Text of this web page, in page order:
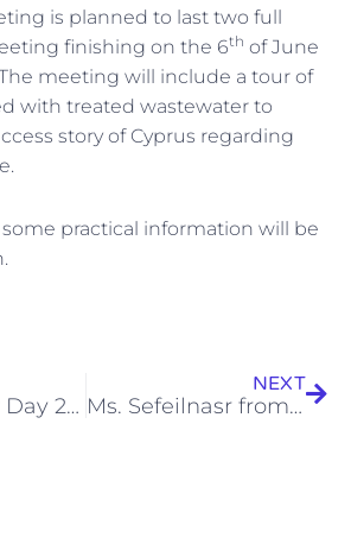
is planned to last two full
finishing on the 6th of June
meeting will include a tour of
with treated wastewater to
story of Cyprus regarding
practical information will be
World Water Day 2019.
NEXT
Ms. Sefeilnasr from University of Cairo at Nireas-IWRC.